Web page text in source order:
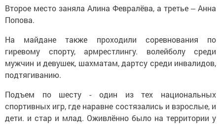
Второе место заняла Алина Февралёва, а третье ‒ Анна
Попова.
На майдане также проходили соревнования по
гиревому спорту, армрестлингу. волейболу среди
мужчин и девушек, шахматам, дартсу среди инвалидов,
подтягиванию.
Подъем по шесту - один из тех национальных
спортивных игр, где наравне состязались и взрослые, и
дети. и стар и млад. Оживлённо было на территории у